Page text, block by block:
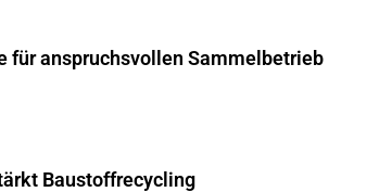
für anspruchsvollen Sammelbetrieb
Baustoffrecycling